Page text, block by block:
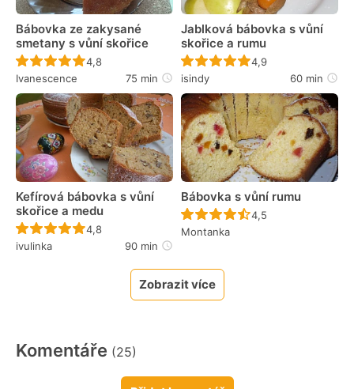
Bábovka ze zakysané
smetany s vůní skořice
Recept ještě nebyl hodnocen
4,8
Ivanescence
75 min
Jablková bábovka s vůní
skořice a rumu
Recept ještě nebyl
4,9
isindy
60 min
Kefírová bábovka s vůní
skořice a medu
Recept ještě nebyl hodnocen
4,8
ivulinka
90 min
Bábovka s vůní rumu
Recept ještě nebyl
4,5
Montanka
Zobrazit více
Komentáře (25)